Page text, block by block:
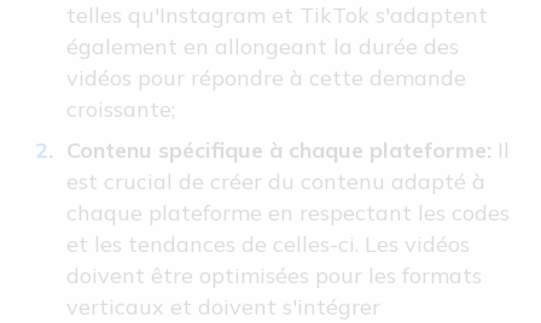
telles qu'Instagram et TikTok s'adaptent
également en allongeant la durée des
vidéos pour répondre à cette demande
croissante;
Contenu spécifique à chaque plateforme: Il
est crucial de créer du contenu adapté à
chaque plateforme en respectant les codes
et les tendances de celles-ci. Les vidéos
doivent être optimisées pour les formats
verticaux et doivent s'intégrer